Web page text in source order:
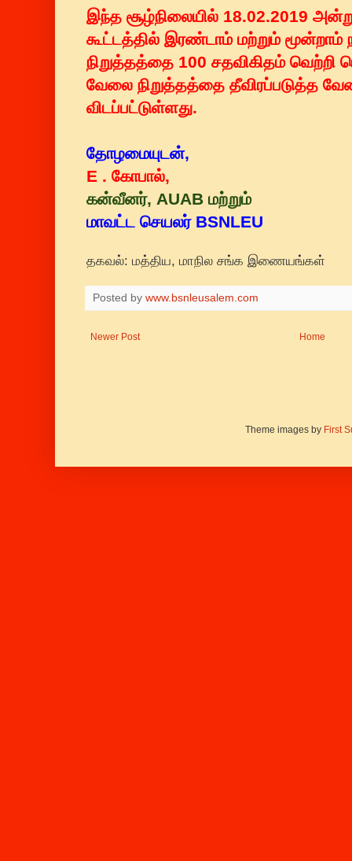
இந்த சூழ்நிலையில் 18.02.2019
கூட்டத்தில் இரண்டாம் மற்றும்
நிறுத்தத்தை 100 சதவிகிதம் வெற்றி
வேலை நிறுத்தத்தை தீவிரப்படுத்த
விடப்பட்டுள்ளது.
தோழமையுடன்,
E . கோபால்,
கன்வீனர், AUAB மற்றும்
மாவட்ட செயலர் BSNLEU
தகவல்: மத்திய, மாநில சங்க இணையங்கள்
Posted by www.bsnleusalem.com
Newer Post Home
Theme images by First